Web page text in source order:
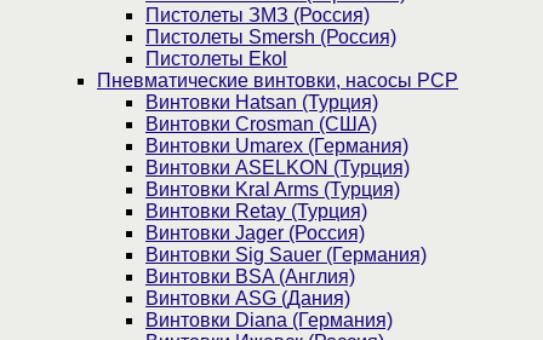
Пистолеты ЗМЗ (Россия)
Пистолеты Smersh (Россия)
Пистолеты Ekol
Пневматические винтовки, насосы PCP
Винтовки Hatsan (Турция)
Винтовки Crosman (США)
Винтовки Umarex (Германия)
Винтовки ASELKON (Турция)
Винтовки Kral Arms (Турция)
Винтовки Retay (Турция)
Винтовки Jager (Россия)
Винтовки Sig Sauer (Германия)
Винтовки BSA (Англия)
Винтовки ASG (Дания)
Винтовки Diana (Германия)